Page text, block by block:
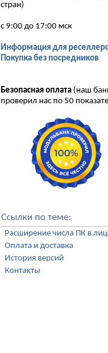
стран)
с 9:00 до 17:00 мск
Информация для
Покупка без посредников
Безопасная оплата (наш
проверил нас по 50
Ссылки по теме:
Расширение числа ПК в
Оплата и доставка
История версий
Контакты